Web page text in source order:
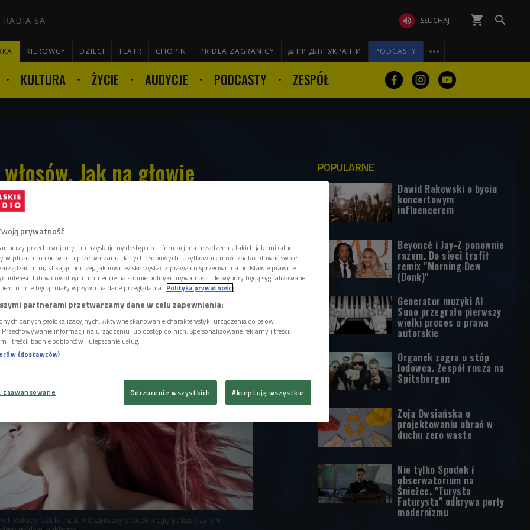
RADIA SA  SŁUCHAJ shopping_cart 
KIEROWCY DZIECI TEATR CHOPIN PR DLA ZAGRANICY ПР ДЛЯ УКРАЇНИ PODCASTY 

KULTURA ŻYCIE AUDYCJE PODCASTY ZESPÓŁ
Jak na głowie
chętniej eksperymentują z fryzurami i
Farbowanie to nic innego jak reakcja
przeprowadzić na swojej głowie -
i chemiczka Justyna Jabłonka.
wakacji. Czu brunetki w bezpieczny sposób mogły podążać za tym
POPULARNE
Dawid Rakowski o byciu
koncertowym
influencerem
Beyoncé i Jay-Z ponownie
razem. Do sieci trafił
remix "Morning Dew
(Donk)"
Generator muzyki AI
Suno przegrało pierwszy
wielki proces o prawa
autorskie
Organek zagra u stóp
lodowca. Zespół rusza na
Spitsbergen
Zoja Owsiańska o
projektowaniu ubrań w
duchu zero waste
Nie tylko Spodek i
obserwatorium na
Śnieżce. "Turysta
Futurysta" odkrywa perły
modernizmu
prywatność
przechowujemy lub uzyskujemy dostęp do informacji na urządzeniu, takich jak unikalne
w plikach cookie w celu przetwarzania danych osobowych. Użytkownik może zaakceptować swoje
nimi, klikając poniżej, jak również skorzystać z prawa do sprzeciwu na podstawie prawnie
interesu lub w dowolnym momencie na stronie polityki prywatności. Te wybory będą sygnalizowane
i nie będą miały wpływu na dane przeglądania. Polityka prywatności
partnerami przetwarzamy dane w celu zapewnienia:
danych geolokalizacyjnych. Aktywne skanowanie charakterystyki urządzenia do celów
informacji na urządzeniu lub dostęp do nich. Spersonalizowane reklamy i treści,
i treści, badnie odbiorców i ulepszanie usług.
(dostawców)
Odrzucenie wszystkich Akceptuję wszystkie